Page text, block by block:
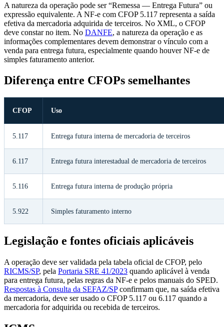
A natureza da operação pode ser “Remessa — Entrega Futura” ou
expressão equivalente. A NF-e com CFOP 5.117 representa a saída
efetiva da mercadoria adquirida de terceiros. No XML, o CFOP
deve constar no item. No DANFE, a natureza da operação e as
informações complementares devem demonstrar o vínculo com a
venda para entrega futura, especialmente quando houver NF-e de
simples faturamento anterior.
Diferença entre CFOPs semelhantes
CFOP Uso
5.117 Entrega futura interna de mercadoria de terceiros
6.117 Entrega futura interestadual de mercadoria de terceiros
5.116 Entrega futura interna de produção própria
5.922 Simples faturamento interno
Legislação e fontes oficiais aplicáveis
A operação deve ser validada pela tabela oficial de CFOP, pelo
RICMS/SP, pela Portaria SRE 41/2023 quando aplicável à venda
para entrega futura, pelas regras da NF-e e pelos manuais do SPED.
Respostas à Consulta da SEFAZ/SPconfirmam que, na saída efetiva
da mercadoria, deve ser usado o CFOP 5.117 ou 6.117 quando a
mercadoria for adquirida ou recebida de terceiros.